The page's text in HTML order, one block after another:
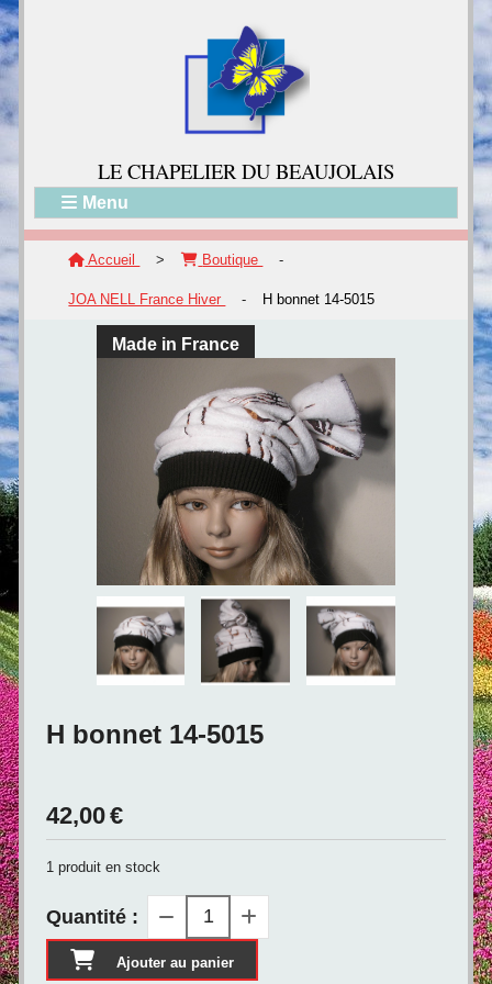
LE CHAPELIER DU BEAUJOLAIS
Menu
Accueil > Boutique -
JOA NELL France Hiver - H bonnet 14-5015
Made in France
H bonnet 14-5015
42,00€
1 produit en stock
Quantité :
Ajouter au panier